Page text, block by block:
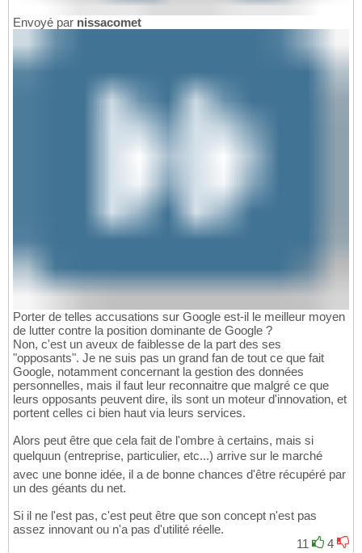
Envoyé par nissacomet
Porter de telles accusations sur Google est-il le meilleur moyen
de lutter contre la position dominante de Google ?
Non, c'est un aveux de faiblesse de la part des ses
"opposants". Je ne suis pas un grand fan de tout ce que fait
Google, notamment concernant la gestion des données
personnelles, mais il faut leur reconnaitre que malgré ce que
leurs opposants peuvent dire, ils sont un moteur d'innovation, et
portent celles ci bien haut via leurs services.
Alors peut être que cela fait de l'ombre à certains, mais si
quelquun (entreprise, particulier, etc...) arrive sur le marché
avec une bonne idée, il a de bonne chances d'être récupéré par
un des géants du net.
Si il ne l'est pas, c'est peut être que son concept n'est pas
assez innovant ou n'a pas d'utilité réelle.
11
4